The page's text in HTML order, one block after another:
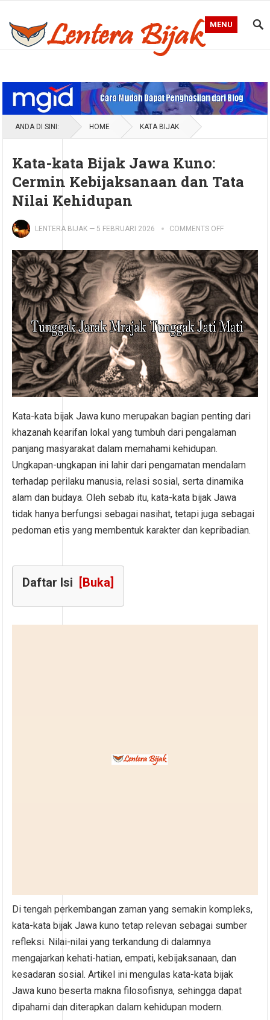
MENU
ANDA DI SINI: HOME KATA BIJAK
Kata-kata Bijak Jawa Kuno:
Cermin Kebijaksanaan dan Tata
Nilai Kehidupan
LENTERA BIJAK — 5 FEBRUARI 2026 COMMENTS OFF
Kata-kata bijak Jawa kuno merupakan bagian penting dari
khazanah kearifan lokal yang tumbuh dari pengalaman
panjang masyarakat dalam memahami kehidupan.
Ungkapan-ungkapan ini lahir dari pengamatan mendalam
terhadap perilaku manusia, relasi sosial, serta dinamika
alam dan budaya. Oleh sebab itu, kata-kata bijak Jawa
tidak hanya berfungsi sebagai nasihat, tetapi juga sebagai
pedoman etis yang membentuk karakter dan kepribadian.
Daftar Isi [Buka]
Di tengah perkembangan zaman yang semakin kompleks,
kata-kata bijak Jawa kuno tetap relevan sebagai sumber
refleksi. Nilai-nilai yang terkandung di dalamnya
mengajarkan kehati-hatian, empati, kebijaksanaan, dan
kesadaran sosial. Artikel ini mengulas kata-kata bijak
Jawa kuno beserta makna filosofisnya, sehingga dapat
dipahami dan diterapkan dalam kehidupan modern.